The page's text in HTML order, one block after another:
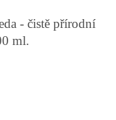
- čistě přírodní
ml.